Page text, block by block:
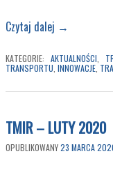
Czytaj dalej →
KATEGORIE: AKTUALNOŚCI
TRANSPORTU INNOWACJE
TMIR – LUTY 2020
OPUBLIKOWANY23 MARCA